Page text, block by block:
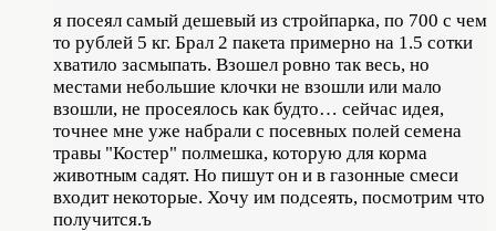
я посеял самый дешевый из стройпарка, по 700 с чем
то рублей 5 кг. Брал 2 пакета примерно на 1.5 сотки
хватило засмыпать. Взошел ровно так весь, но
местами небольшие клочки не взошли или мало
взошли, не просеялось как будто… сейчас идея,
точнее мне уже набрали с посевных полей семена
травы "Костер" полмешка, которую для корма
животным садят. Но пишут он и в газонные смеси
входит некоторые. Хочу им подсеять, посмотрим что
получится.ъ